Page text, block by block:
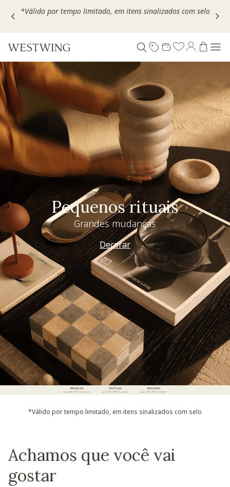
Escolha seu VOUCHER e ganhe até 30% OFF*: useMOVEL30,
Pequenos rituais
Grandes mudanças
Decorar
*Válido por tempo limitado, em itens sinalizados com selo
Achamos que você vai
gostar